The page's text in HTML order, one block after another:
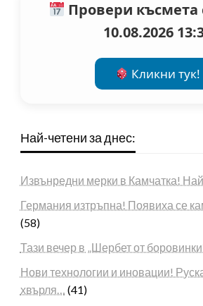
Провери късмета
10.08.2026
Кликни тук!
Най-четени за днес:
Извънредни мерки в Камчатка!
Германия изтръпна! Появиха се
(58)
Тази вечер в „Шербет от
Нови технологии и иновации!
хвърля… (41)